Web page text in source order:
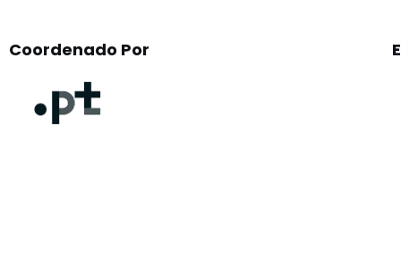
Coordenado Por